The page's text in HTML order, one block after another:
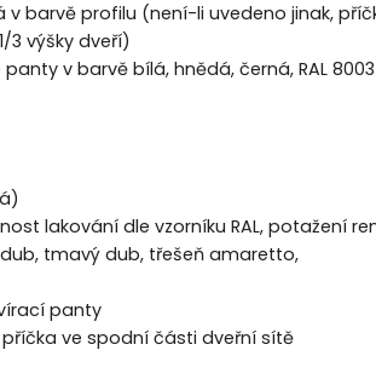
v barvě profilu (není-li uvedeno jinak,
3 výšky dveří)
panty v barvě bílá, hnědá, černá, RAL
lakování dle vzorníku RAL, potažení
tmavý dub, třešeň amaretto,
panty
příčka ve spodní části dveřní sítě